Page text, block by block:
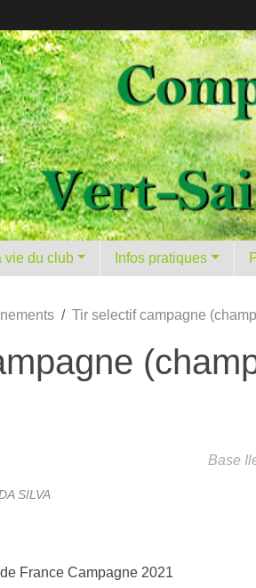
vie du club Infos pratiques
Tir selectif campagne
Base
SILVA
France Campagne 2021